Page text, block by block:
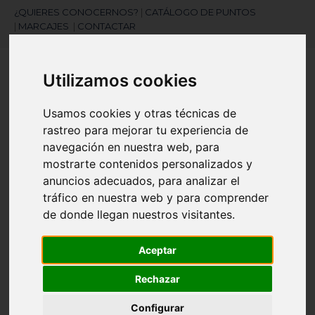
Utilizamos cookies
Usamos cookies y otras técnicas de
rastreo para mejorar tu experiencia de
navegación en nuestra web, para
mostrarte contenidos personalizados y
anuncios adecuados, para analizar el
tráfico en nuestra web y para comprender
de donde llegan nuestros visitantes.
Aceptar
Rechazar
Configurar
¿QUIERES CONOCERNOS?
CATÁLOGO DE PUNTOS
MARCAJES CONTACTAR
¿Necesitas ayuda?
945 121 003
search